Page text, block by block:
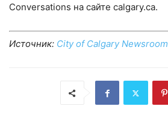
Conversations на сайте calgary.ca.
Источник: City of Calgary Newsroom